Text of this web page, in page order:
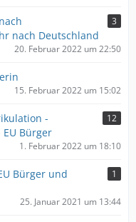
nach Deutschland
3
20. Februar 2022 um 22:50
15. Februar 2022 um 15:02
-
Bürger
12
1. Februar 2022 um 18:10
Bürger und
1
25. Januar 2021 um 13:44